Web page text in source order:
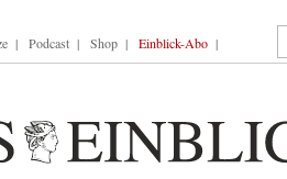
Podcast Shop Einblick-Abo